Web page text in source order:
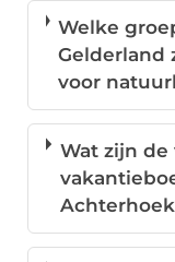
Welke
Gelderland
voor
Wat zijn de